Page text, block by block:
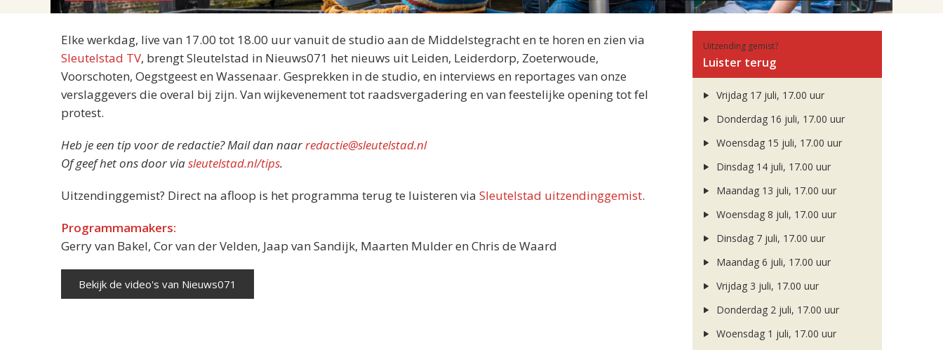
Elke werkdag, live van 17.00 tot 18.00 uur vanuit de studio aan de Middelstegracht en te horen en zien via
Sleutelstad TV, brengt Sleutelstad in Nieuws071 het nieuws uit Leiden, Leiderdorp, Zoeterwoude,
Voorschoten, Oegstgeest en Wassenaar. Gesprekken in de studio, en interviews en reportages van onze
verslaggevers die overal bij zijn. Van wijkevenement tot raadsvergadering en van feestelijke opening tot fel
protest.
Heb je een tip voor de redactie? Mail dan naarredactie@sleutelstad.nl
Of geef het ons door viasleutelstad.nl/tips.
Uitzendinggemist? Direct na afloop is het programma terug te luisteren via Sleutelstad uitzendinggemist.
Programmamakers:
Gerry van Bakel, Cor van der Velden, Jaap van Sandijk, Maarten Mulder en Chris de Waard
Bekijk de video's van Nieuws071
Uitzending gemist?
Luister terug
Vrijdag 17 juli, 17.00 uur
Donderdag 16 juli, 17.00 uur
Woensdag 15 juli, 17.00 uur
Dinsdag 14 juli, 17.00 uur
Maandag 13 juli, 17.00 uur
Woensdag 8 juli, 17.00 uur
Dinsdag 7 juli, 17.00 uur
Maandag 6 juli, 17.00 uur
Vrijdag 3 juli, 17.00 uur
Donderdag 2 juli, 17.00 uur
Woensdag 1 juli, 17.00 uur